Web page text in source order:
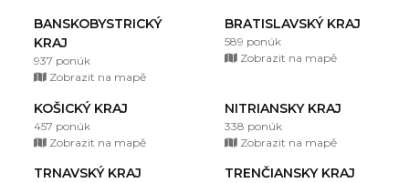
BANSKOBYSTRICKÝ
KRAJ
937 ponúk
Zobrazit na mapě
BRATISLAVSKÝ KRAJ
589 ponúk
Zobrazit na mapě
KOŠICKÝ KRAJ
457 ponúk
Zobrazit na mapě
NITRIANSKY KRAJ
338 ponúk
Zobrazit na mapě
TRNAVSKÝ KRAJ TRENČIANSKY KRAJ